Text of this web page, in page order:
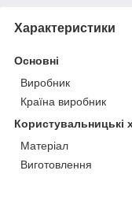
Характеристики
Основні
Виробник
Країна виробник
Користувальницькі
Матеріал
Виготовлення